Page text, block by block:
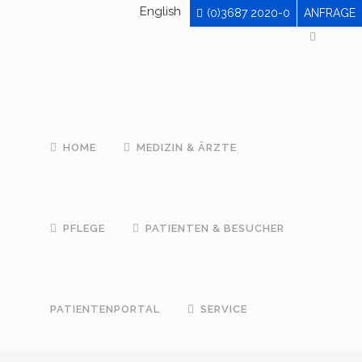
English (0)3687 2020-0 ANFRAGE
HOME MEDIZIN & ÄRZTE
PFLEGE PATIENTEN & BESUCHER
PATIENTENPORTAL SERVICE